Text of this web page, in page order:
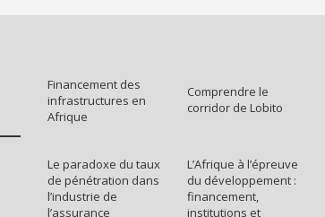
Financement des
infrastructures en
Afrique
Comprendre le
corridor de Lobito
Le paradoxe du taux
de pénétration dans
l’industrie de
l’assurance
L’Afrique à l’épreuve
du développement :
financement,
institutions et